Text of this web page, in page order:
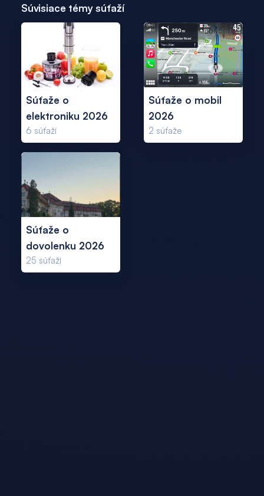
Súvisiace témy súťaží
Súťaže o
elektroniku 2026
6 súťaží
Súťaže o mobil
2026
2 súťaže
Súťaže o
dovolenku 2026
25 súťaží